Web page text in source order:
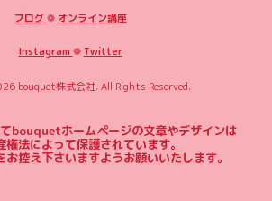
ブログ❁ オンライン講座
Instagram ❁Twitter
bouquet株式会社. All Rights Reserved.
bouquetホームページの文章やデザインは
権法によって保護されています。
お控え下さいますようお願いいたします。